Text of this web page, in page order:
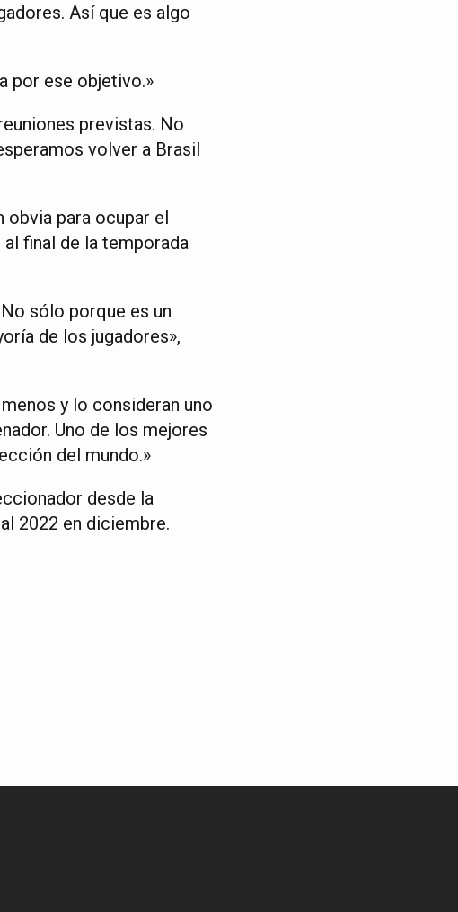
Así que es algo
por ese objetivo.»
previstas. No
volver a Brasil
obvia para ocupar el
final de la temporada
sólo porque es un
de los jugadores»,
y lo consideran uno
Uno de los mejores
del mundo.»
desde la
2022 en diciembre.